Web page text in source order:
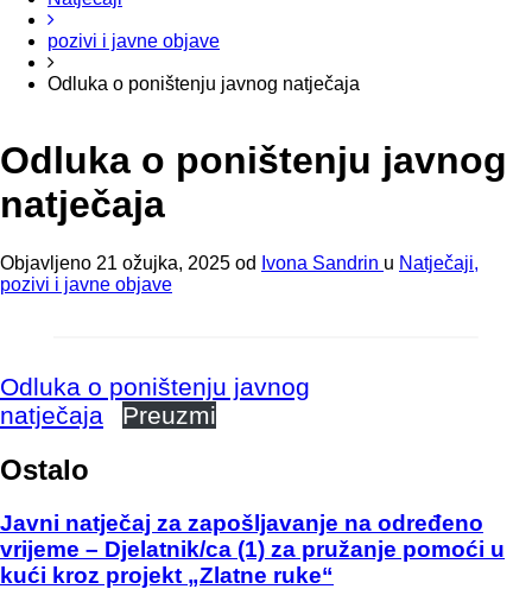
pozivi i javne objave
Odluka o poništenju javnog natječaja
Odluka o poništenju javnog
natječaja
Objavljeno 21 ožujka, 2025 od Ivona Sandrin u Natječaji,
pozivi i javne objave
Odluka o poništenju javnog
natječaja
Preuzmi
Ostalo
Javni natječaj za zapošljavanje na određeno
vrijeme – Djelatnik/ca (1) za pružanje pomoći u
kući kroz projekt „Zlatne ruke“